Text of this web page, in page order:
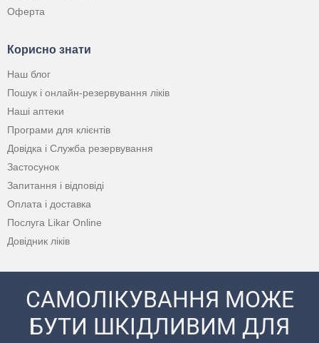
Оферта
Корисно знати
Наш блог
Пошук і онлайн-резервування ліків
Наші аптеки
Програми для клієнтів
Довідка і Служба резервування
Застосунок
Запитання і відповіді
Оплата і доставка
Послуга Likar Online
Довідник ліків
САМОЛІКУВАННЯ МОЖЕ
БУТИ ШКІДЛИВИМ ДЛЯ